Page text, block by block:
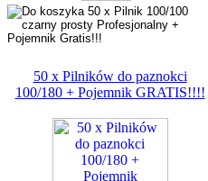
50 x Pilników do paznokci
100/180 + Pojemnik GRATIS!!!!